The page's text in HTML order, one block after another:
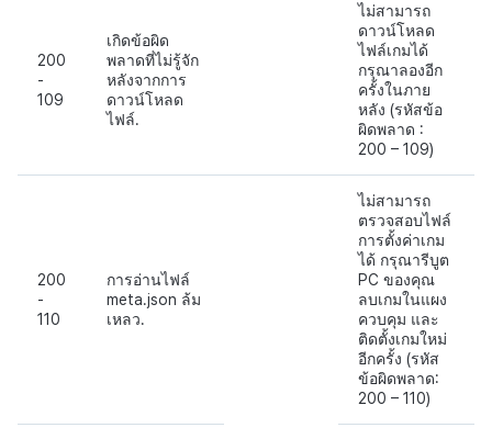
200
-
109
เกิดข้อผิด
พลาดที่ไม่รู้จัก
หลังจากการ
ดาวน์โหลด
ไฟล์.
ไม่สามารถ
ดาวน์โหลด
ไฟล์เกมได้
กรุณาลองอีก
ครั้งในภาย
หลัง (รหัสข้อ
ผิดพลาด :
200 – 109)
200
-
110
การอ่านไฟล์
meta.json ล้ม
เหลว.
ไม่สามารถ
ตรวจสอบไฟล์
การตั้งค่าเกม
ได้ กรุณารีบูต
PC ของคุณ
ลบเกมในแผง
ควบคุม และ
ติดตั้งเกมใหม่
อีกครั้ง (รหัส
ข้อผิดพลาด:
200 – 110)